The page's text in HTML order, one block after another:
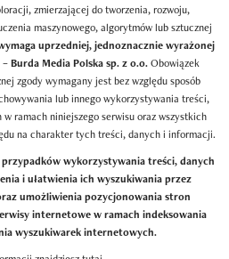
zmierzającej do tworzenia, rozwoju,
maszynowego, algorytmów lub sztucznej
uprzedniej, jednoznacznie wyrażonej
Burda Media Polska sp. z o.o.Obowiązek
zgody wymagany jest bez względu sposób
lub innego wykorzystywania treści,
ramach niniejszego serwisu oraz wszystkich
na charakter tych treści, danych i informacji.
wykorzystywania treści, danych
i ułatwienia ich wyszukiwania przez
umożliwienia pozycjonowania stron
internetowe w ramach indeksowania
wyszukiwarek internetowych.